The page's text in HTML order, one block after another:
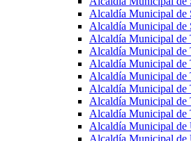
Alcaldía Municipal de
Alcaldía Municipal de
Alcaldía Municipal de
Alcaldía Municipal de
Alcaldía Municipal de
Alcaldía Municipal de
Alcaldía Municipal de
Alcaldía Municipal de
Alcaldía Municipal de
Alcaldía Municipal de
Alcaldía Municipal de